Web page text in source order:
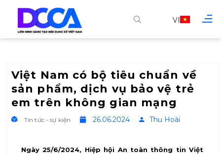
VI
Việt Nam có bộ tiêu chuẩn về
sản phẩm, dịch vụ bảo vệ trẻ
em trên không gian mạng
Tin tức - sự kiện 26.06.2024 Thu Hoài
Ngày 25/6/2024, Hiệp hội An toàn thông tin Việt